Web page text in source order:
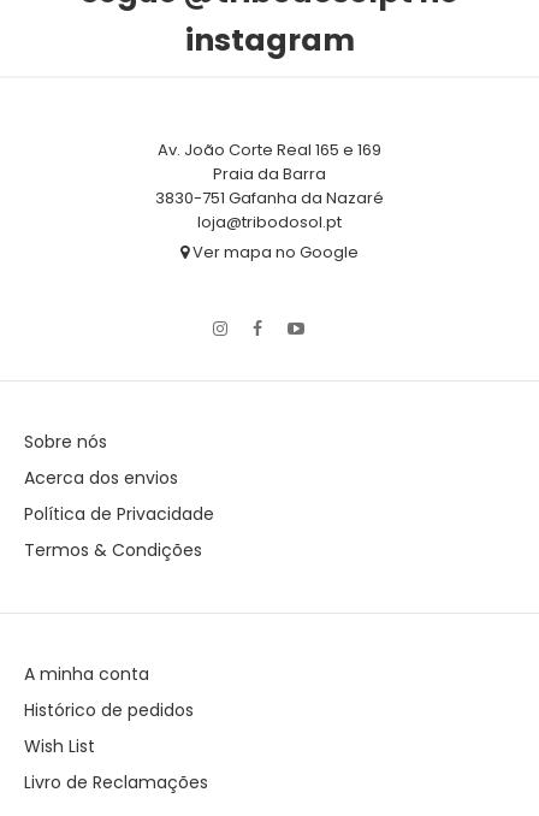
instagram
Av. João Corte Real 165 e 169
Praia da Barra
3830-751 Gafanha da Nazaré
loja@tribodosol.pt
Ver mapa no Google
Sobre nós
Acerca dos envios
Política de Privacidade
Termos & Condições
A minha conta
Histórico de pedidos
Wish List
Livro de Reclamações